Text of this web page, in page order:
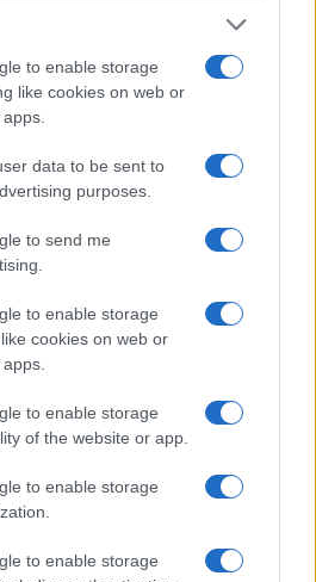
to enable storage
like cookies on web or
data to be sent to
purposes.
to send me
to enable storage
cookies on web or
to enable storage
of the website or app.
to enable storage
to enable storage
del fuoco al lavoro per trovare